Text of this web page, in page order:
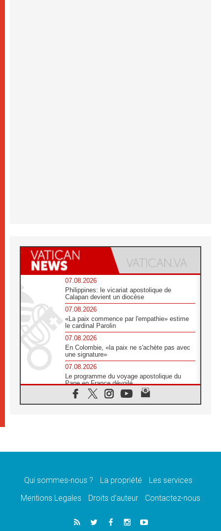
07.08.2026
Philippines: le vicariat apostolique de
Calapan devient un diocèse
07.08.2026
«La paix commence par l'empathie» estime
le cardinal Parolin
07.08.2026
En Colombie, «la paix ne s'achète pas avec
une signature»
07.08.2026
Le programme du voyage apostolique du
Pape en France dévoilé
07.08.2026
1ère Conférence continentale sur l'éducation
07.08.2026
07.08.2026
lancement des «dix jours de prière pour la
06.08.2026
Préparatifs des JMJ 2027 à Séoul: «c'est
Qui sommes-nous ? La propriété
Les services
Mentions Legales
Droits d’auteur Contactez-nous